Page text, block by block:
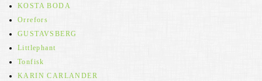
KOSTA BODA
Orrefors
GUSTAVSBERG
Littlephant
Tonfisk
KARIN CARLANDER